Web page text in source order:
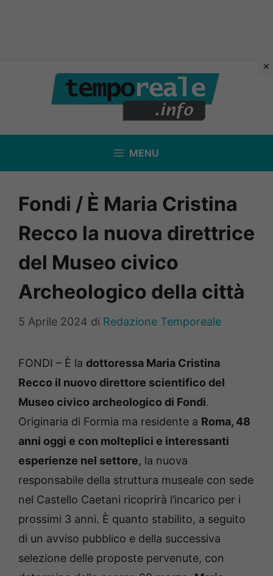
contenuto
MENU
Fondi / È Maria Cristina
Recco la nuova direttrice
del Museo civico
Archeologico della città
5 Aprile 2024 di Redazione Temporeale
FONDI – È la dottoressa Maria Cristina
Recco il nuovo direttore scientifico del
Museo civico archeologico di Fondi.
Originaria di Formia ma residente a Roma, 48
anni oggi e con molteplici e interessanti
esperienze nel settore, la nuova
responsabile della struttura museale con sede
nel Castello Caetani ricoprirà l’incarico per i
prossimi 3 anni. È quanto stabilito, a seguito
di un avviso pubblico e della successiva
selezione delle proposte pervenute, con